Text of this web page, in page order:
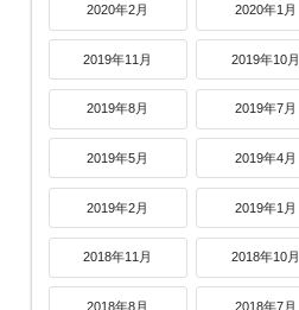
2020年2月 2020年1月
2019年11月 2019年10月
2019年8月 2019年7月
2019年5月 2019年4月
2019年2月 2019年1月
2018年11月 2018年10月
2018年8月 2018年7月